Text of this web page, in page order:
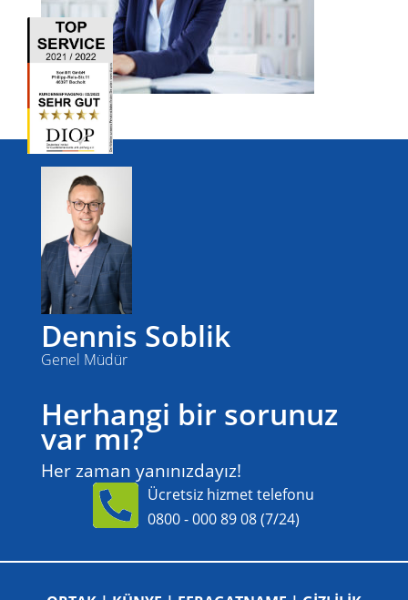
Dennis Soblik
Genel Müdür
Herhangi bir sorunuz
var mı?
Her zaman yanınızdayız!
Ücretsiz hizmet telefonu
0800 - 000 89 08(7/24)